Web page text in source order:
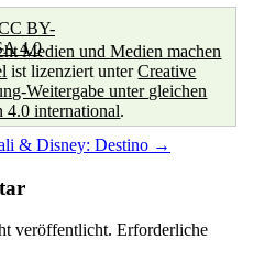
Medien und Medien machen
ist lizenziert unterCreative
Weitergabe unter gleichen
4.0 international.
& Disney: Destino →
veröffentlicht. Erforderliche